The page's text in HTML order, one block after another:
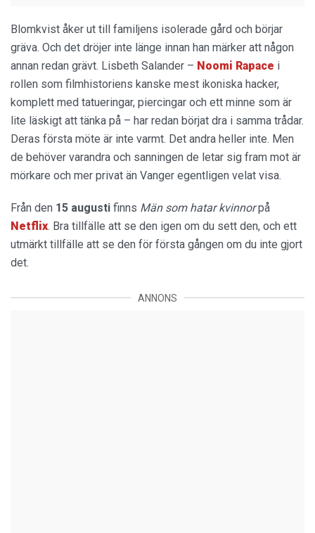
Blomkvist åker ut till familjens isolerade gård och börjar
gräva. Och det dröjer inte länge innan han märker att någon
annan redan grävt. Lisbeth Salander – Noomi Rapace i
rollen som filmhistoriens kanske mest ikoniska hacker,
komplett med tatueringar, piercingar och ett minne som är
lite läskigt att tänka på – har redan börjat dra i samma trådar.
Deras första möte är inte varmt. Det andra heller inte. Men
de behöver varandra och sanningen de letar sig fram mot är
mörkare och mer privat än Vanger egentligen velat visa.
Från den 15 augusti finns Män som hatar kvinnorpå
Netflix. Bra tillfälle att se den igen om du sett den, och ett
utmärkt tillfälle att se den för första gången om du inte gjort
det.
ANNONS